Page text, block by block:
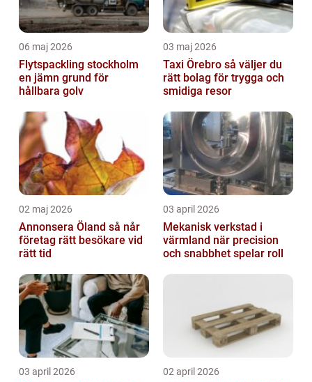
06 maj 2026
Flytspackling stockholm
en jämn grund för
hållbara golv
03 maj 2026
Taxi Örebro så väljer du
rätt bolag för trygga och
smidiga resor
02 maj 2026
Annonsera Öland så når
företag rätt besökare vid
rätt tid
03 april 2026
Mekanisk verkstad i
värmland när precision
och snabbhet spelar roll
03 april 2026 02 april 2026